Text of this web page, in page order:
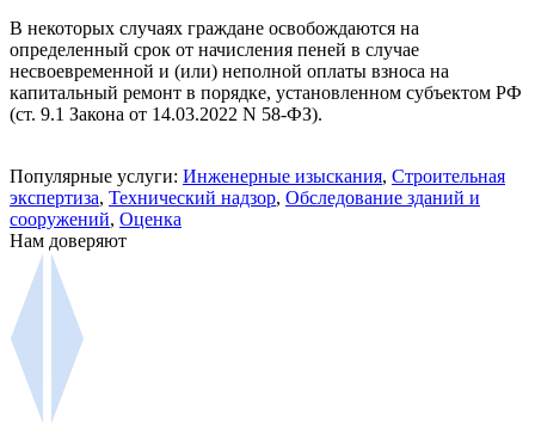
В некоторых случаях граждане освобождаются на
определенный срок от начисления пеней в случае
несвоевременной и (или) неполной оплаты взноса на
капитальный ремонт в порядке, установленном субъектом РФ
(ст. 9.1 Закона от 14.03.2022 N 58-ФЗ).
Популярные услуги: Инженерные изыскания, Строительная
экспертиза, Технический надзор, Обследование зданий и
сооружений, Оценка
Нам доверяют